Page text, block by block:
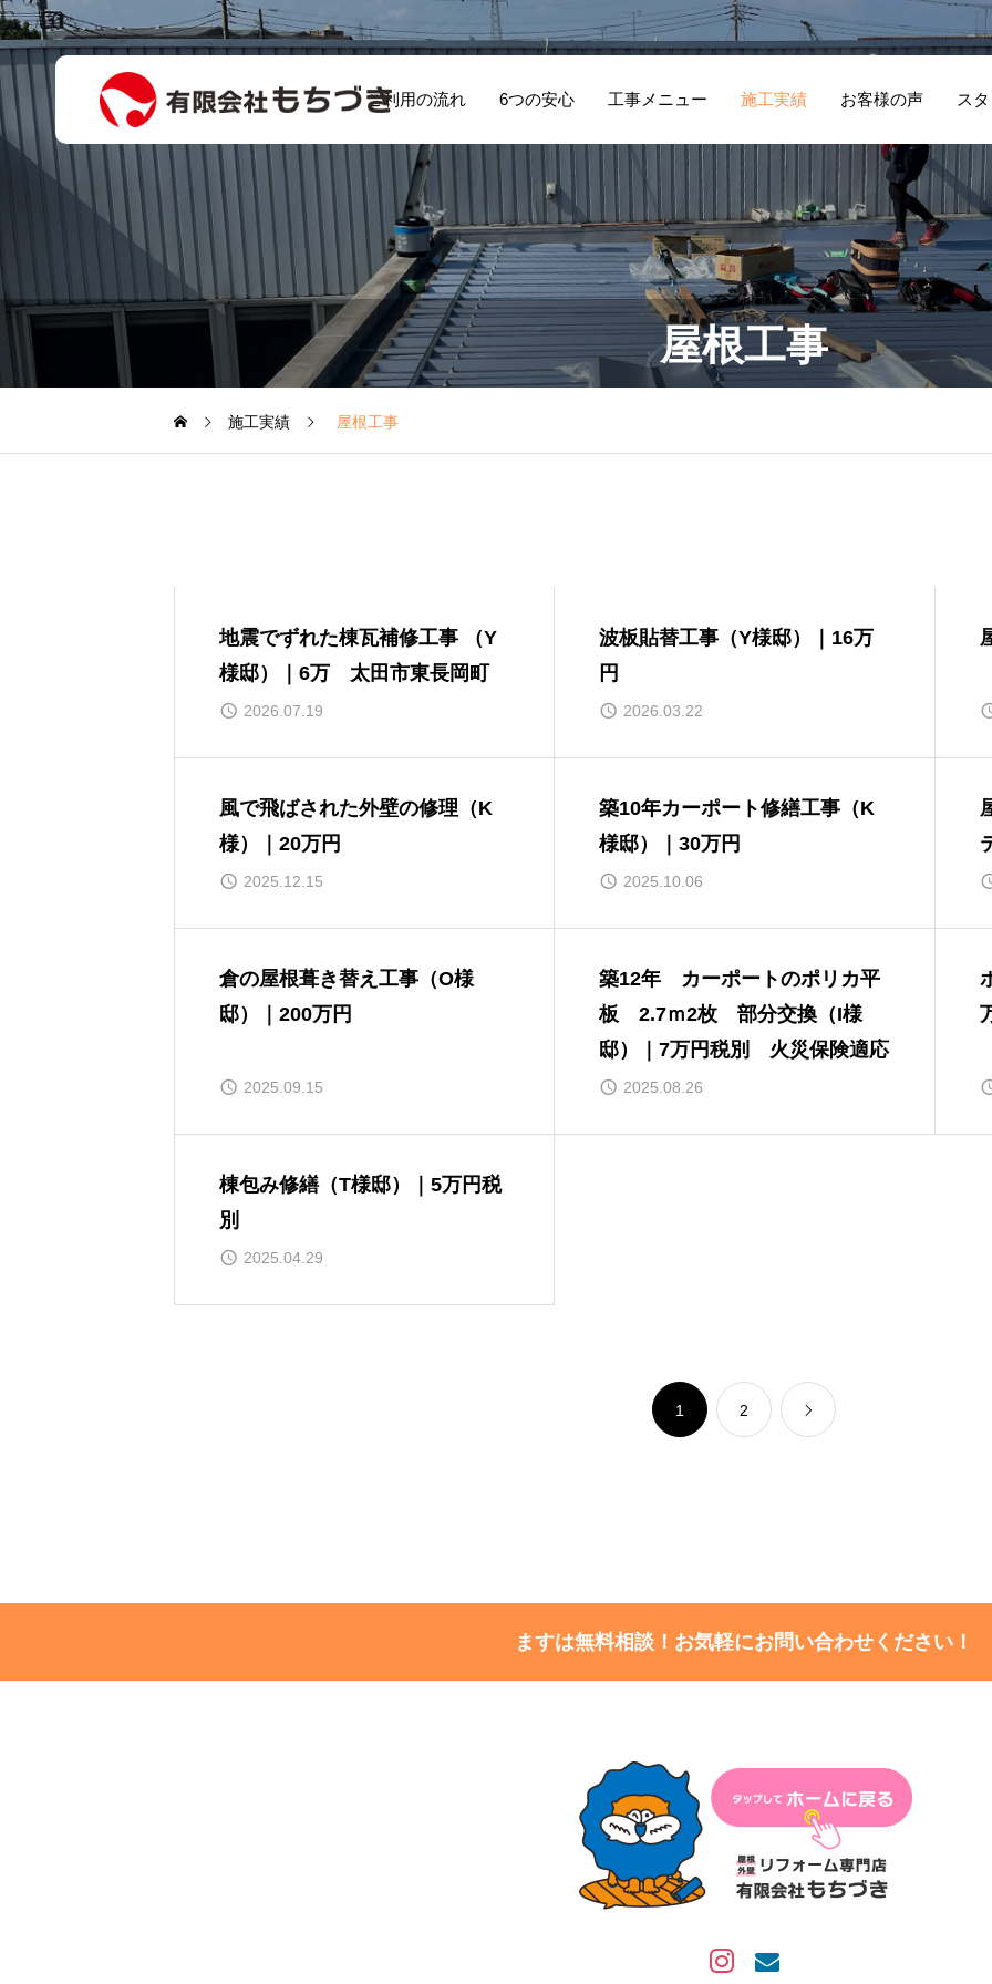
ご利用の流れ 6つの安心 工事メニュー 施工実績 お客様の声 ス
雨漏りしていた外
壁の下地補強・板
金修理（A様邸）
｜10万 伊勢崎市
連取町
防犯対策として勝
手口を板金でふさ
ぐ工事（M様邸）
｜8万 伊勢崎市香
林町二丁目
地
補
邸
お客様の声5 お客様の声4 お
屋根工事
施工実績 屋根工事
地震でずれた棟瓦補修工事 （Y
様邸）｜6万 太田市東長岡町
2026.07.19
波板貼替工事（Y様邸）｜16万
円
2026.03.22
風で飛ばされた外壁の修理（K
様）｜20万円
2025.12.15
築10年カーポート修繕工事（K
様邸）｜30万円
2025.10.06
倉の屋根葺き替え工事（O様
邸）｜200万円
2025.09.15
築12年 カーポートのポリカ平
板 2.7ｍ2枚 部分交換（I様
邸）｜7万円税別 火災保険適応
2025.08.26
棟包み修繕（T様邸）｜5万円税
別
2025.04.29
1 2
ますは無料相談！お気軽にお問い合わせください！